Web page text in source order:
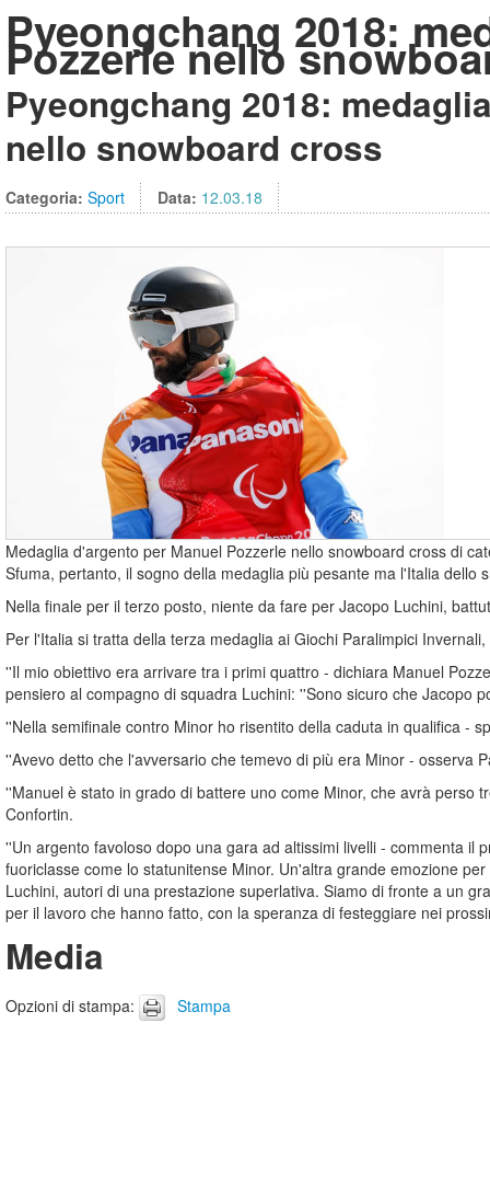
Pyeongchang 2018:
Pozzerle nello
Pyeongchang 2018:
nello snowboard cross
Categoria: Sport Data: 12.03.18
Medaglia d'argento per Manuel Pozzerle nello snowboard cross di
Sfuma, pertanto, il sogno della medaglia più pesante ma l'Italia
Nella finale per il terzo posto, niente da fare per Jacopo Luchini,
Per l'Italia si tratta della terza medaglia ai Giochi Paralimpici
''Il mio obiettivo era arrivare tra i primi quattro - dichiara Manuel
pensiero al compagno di squadra Luchini: ''Sono sicuro che Jacopo
''Nella semifinale contro Minor ho risentito della caduta in qualifica -
''Avevo detto che l'avversario che temevo di più era Minor - osserva
''Manuel è stato in grado di battere uno come Minor, che avrà perso
Confortin.
''Un argento favoloso dopo una gara ad altissimi livelli - commenta il
fuoriclasse come lo statunitense Minor. Un'altra grande emozione
Luchini, autori di una prestazione superlativa. Siamo di fronte a un
per il lavoro che hanno fatto, con la speranza di festeggiare nei
Media
Opzioni di stampa: Stampa